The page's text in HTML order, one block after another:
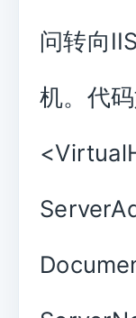
问转向
机。代码